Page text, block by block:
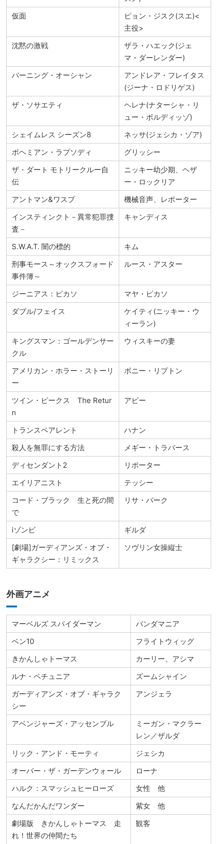
仮面
ピョン・ジスク(スエ)<
主役>
沈黙の激戦
ザラ・ハエック(ジェ
マ・ダーレンダー)
バーニング・オーシャン
アンドレア・フレイタス
(ジーナ・ロドリゲス)
ザ・ソサエティ
ヘレナ(ナターシャ・リ
ュー・ボルディッゾ)
シェイムレス シーズン8
ネッサ(ジェシカ・ゾア)
ボヘミアン・ラプソディ
グリッシー
ザ・ダート モトリークルー自
伝
ニッキー幼少期、ヘザ
ー・ロックリア
アントマン&ワスプ
機械音声、レポーター
インスティンクト－異常犯罪捜
査－
キャンディス
S.W.A.T. 闇の標的
キム
刑事モース～オックスフォード
事件簿～
ルース・アスター
ジーニアス：ピカソ
マヤ・ピカソ
ダブル/フェイス
ケイティ(ニッキー・ウ
ィーラン)
キングスマン：ゴールデンサー
クル
ウィスキーの妻
アメリカン・ホラー・ストーリ
ー
ボニー・リプトン
ツイン・ピークス The Retur
n
アビー
トランスペアレント
ハナン
殺人を無罪にする方法
メギー・トラバース
ディセンダント2
リポーター
エイリアニスト
テッシー
コード・ブラック 生と死の間
で
リサ・パーク
iゾンビ
ギルダ
[劇場]ガーディアンズ・オブ・
ギャラクシー：リミックス
ソヴリン女操縦士
外画アニメ
マーベルズ スパイダーマン
パンダマニア
ベン10
フライトウィッグ
きかんしゃトーマス
カーリー、アシマ
ルナ・ペチュニア
ズームシャイン
ガーディアンズ・オブ・ギャラク
シー
アンジェラ
アベンジャーズ・アッセンブル
ミーガン・マクラー
レン／ザルダ
リック・アンド・モーティ
ジェシカ
オーバー・ザ・ガーデンウォール
ローナ
ハルク：スマッシュヒーローズ
女性 他
なんだかんだワンダー
紫女 他
劇場版 きかんしゃトーマス 走
れ！世界の仲間たち
観客